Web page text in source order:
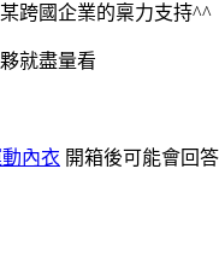
跨國企業的稟力支持^^
就盡量看
動內衣 開箱後可能會回答